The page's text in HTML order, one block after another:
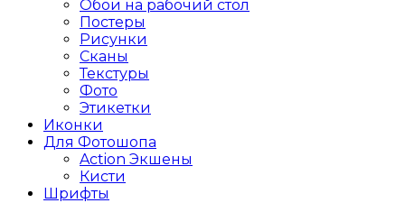
Обои на рабочий стол
Постеры
Рисунки
Сканы
Текстуры
Фото
Этикетки
Иконки
Для Фотошопа
Action Экшены
Кисти
Шрифты